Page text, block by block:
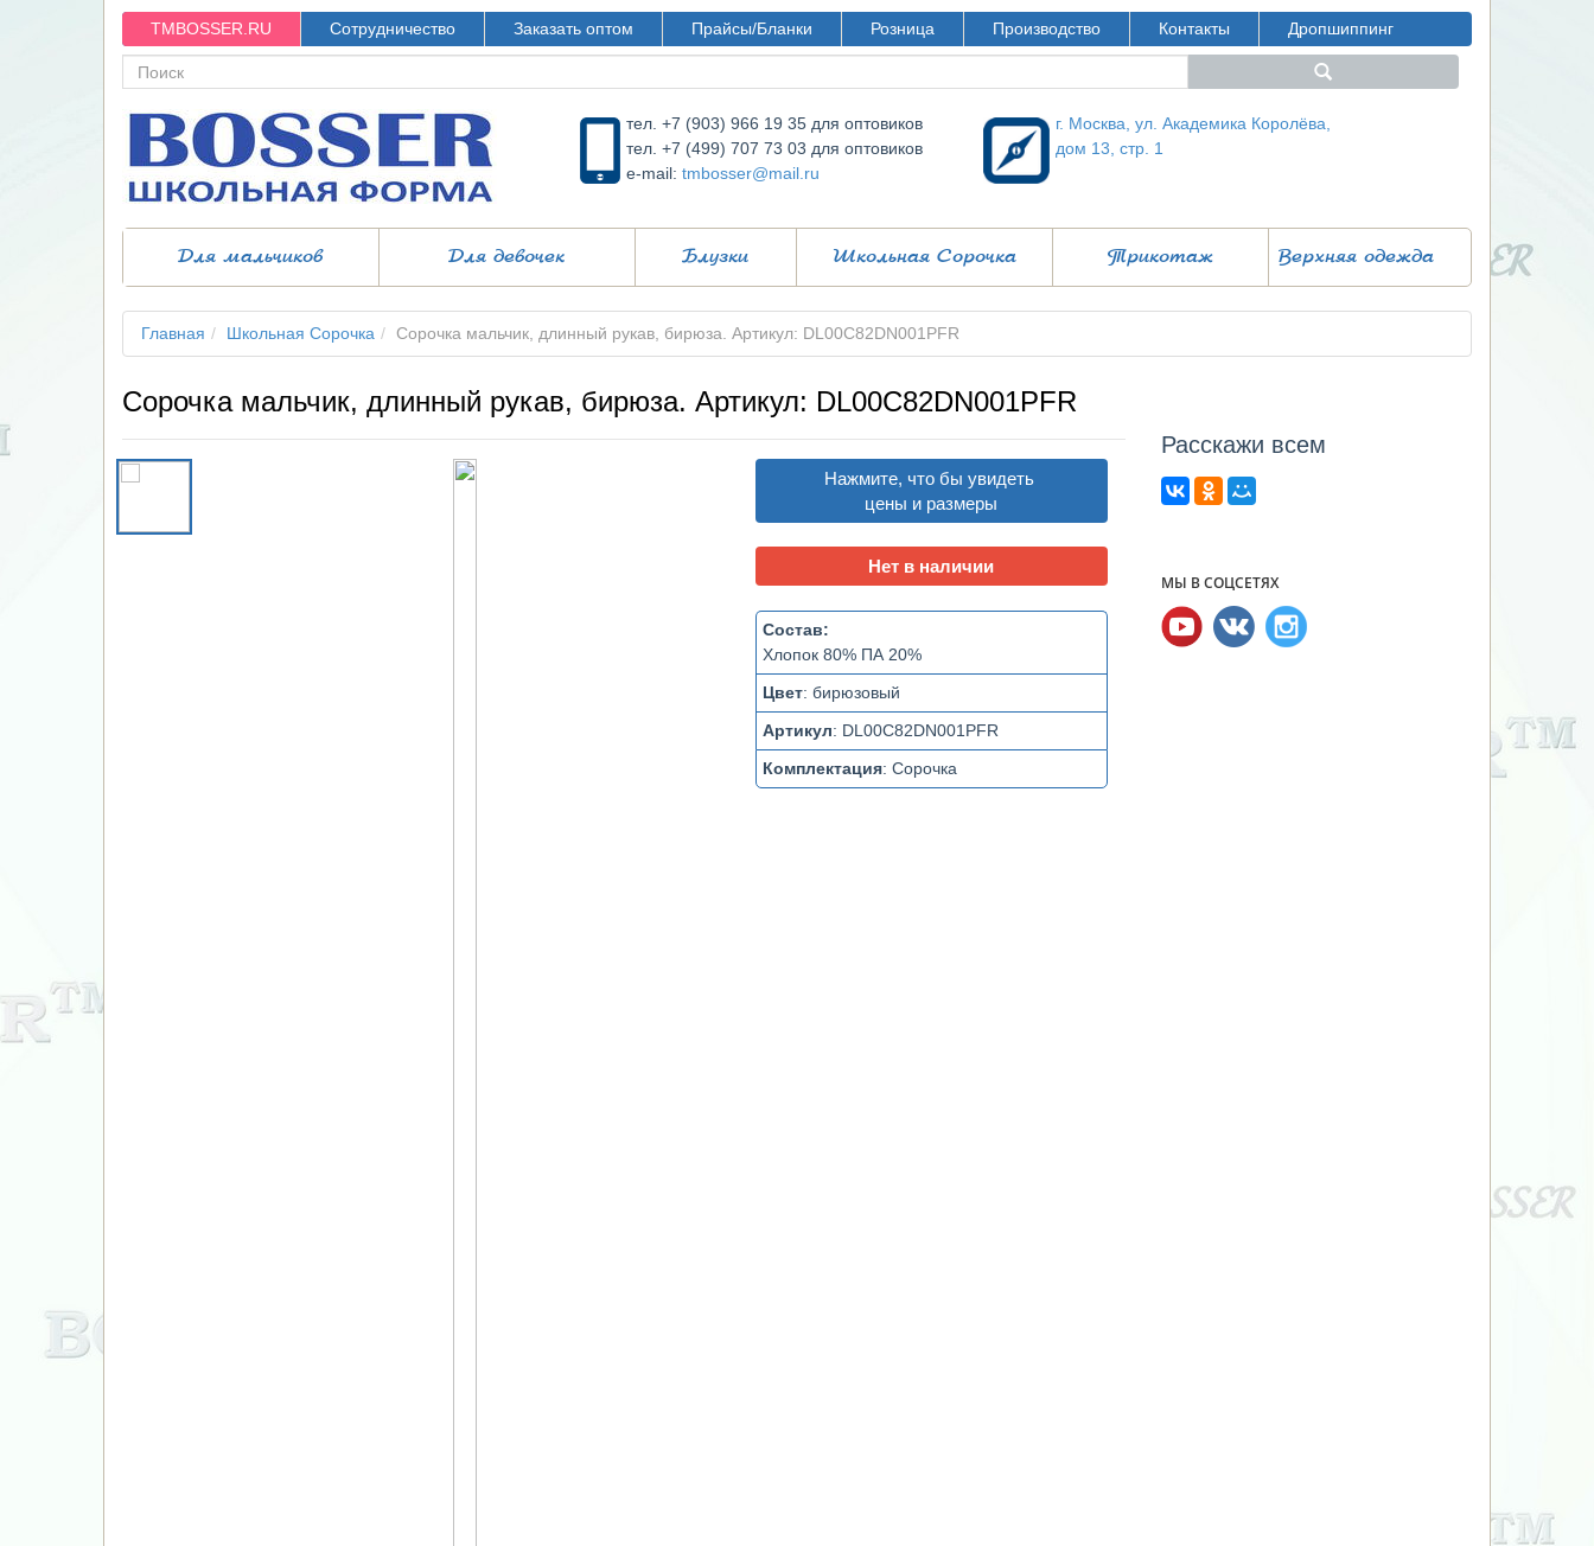
TMBOSSER.RU Сотрудничество Заказать оптом Прайсы/Бланки Розница Производство Контакты Дропшиппинг
тел. +7 (903) 966 19 35 для оптовиков
тел. +7 (499) 707 73 03 для оптовиков
e-mail: tmbosser@mail.ru
г. Москва, ул. Академика Королёва,
дом 13, стр. 1
Для мальчиков Для девочек Блузки Школьная Сорочка Трикотаж Верхняя одежда
Главная Школьная Сорочка Сорочка мальчик, длинный рукав, бирюза. Артикул: DL00C82DN001PFR
Сорочка мальчик, длинный рукав, бирюза. Артикул: DL00C82DN001PFR
Нажмите, что бы увидеть
цены и размеры
Нет в наличии
Состав:
Хлопок 80% ПА 20%
Цвет: бирюзовый
Артикул: DL00C82DN001PFR
Комплектация: Сорочка
Расcкажи всем
МЫ В СОЦСЕТЯХ